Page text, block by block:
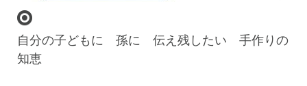
自分の子どもに 孫に 伝え残したい 手作りの
知恵